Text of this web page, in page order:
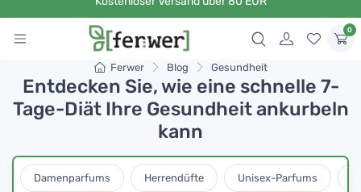
0
Ferwer Blog Gesundheit
Entdecken Sie, wie eine schnelle 7-
Tage-Diät Ihre Gesundheit ankurbeln
kann
Damenparfums Herrendüfte Unisex-Parfums